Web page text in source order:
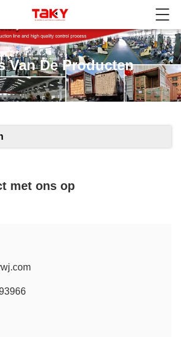
Van De Producten
met ons op